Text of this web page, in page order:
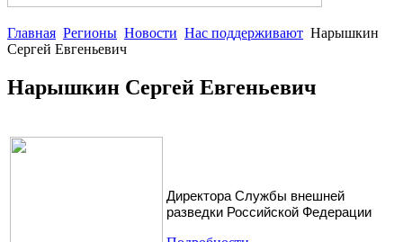
Главная Регионы Новости Нас поддерживают Нарышкин
Сергей Евгеньевич
Нарышкин Сергей Евгеньевич
Директора Службы внешней
разведки Российской Федерации